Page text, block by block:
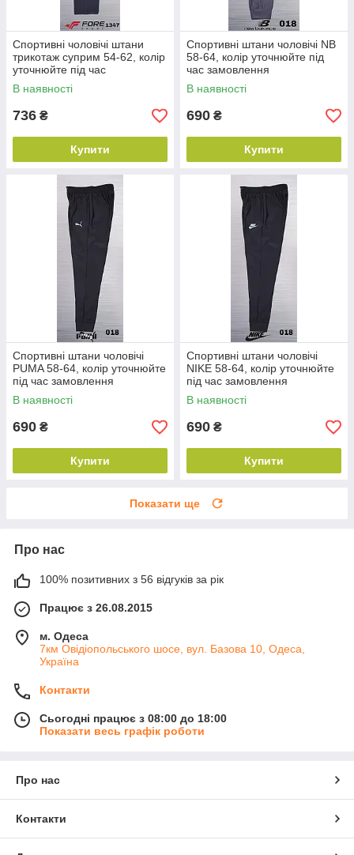
Спортивні чоловічі штани
трикотаж суприм 54-62, колір
уточнюйте під час
замовлення
В наявності
736 ₴
Купити
Спортивні штани чоловічі NB
58-64, колір уточнюйте під
час замовлення
В наявності
690 ₴
Купити
Спортивні штани чоловічі
PUMA 58-64, колір уточнюйте
під час замовлення
В наявності
690 ₴
Купити
Спортивні штани чоловічі
NIKE 58-64, колір уточнюйте
під час замовлення
В наявності
690 ₴
Купити
Показати ще
Про нас
100% позитивних з 56 відгуків за рік
Працює з 26.08.2015
м. Одеса
7км Овідіопольського шосе, вул. Базова 10, Одеса,
Україна
Контакти
Сьогодні працює з 08:00 до 18:00
Показати весь графік роботи
Про нас
Контакти